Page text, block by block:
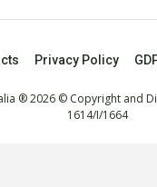
Privacy Policy
® 2026 © Copyright and
1614/I/1664